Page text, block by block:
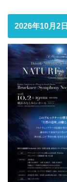
2026年10月2